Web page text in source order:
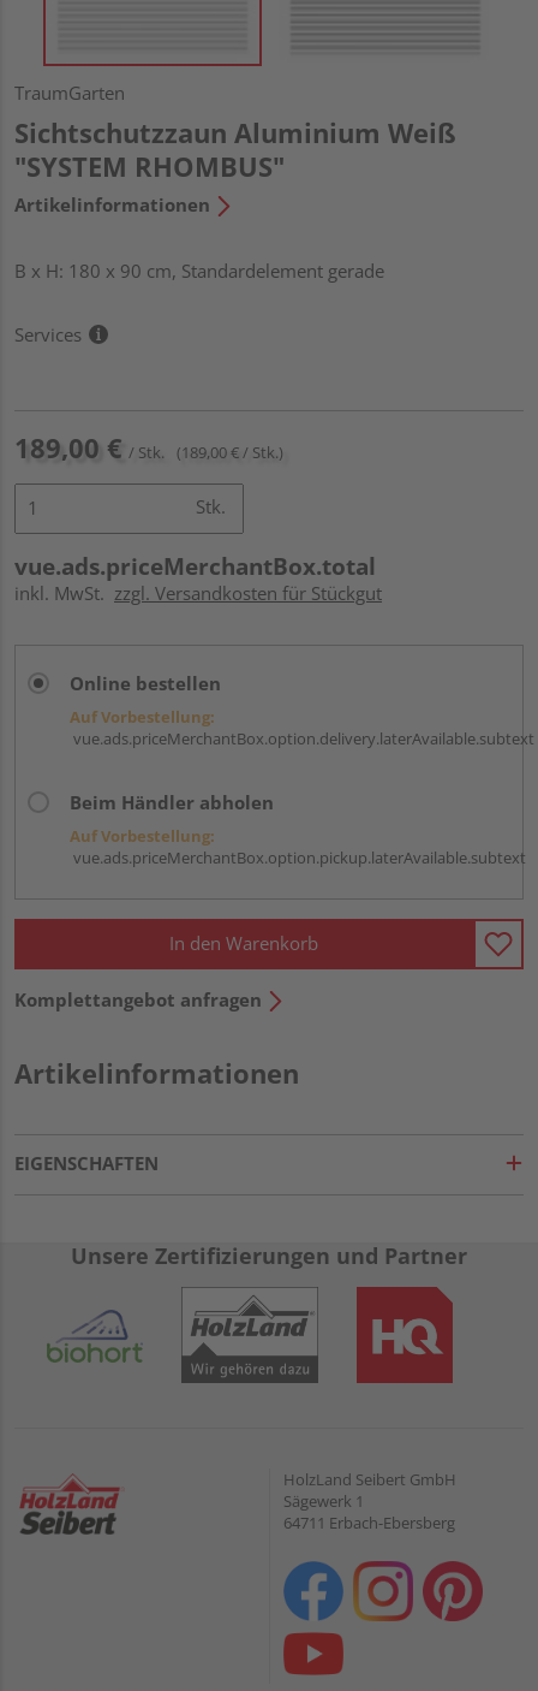
TraumGarten
Sichtschutzzaun Aluminium Weiß
"SYSTEM RHOMBUS"
Artikelinformationen
B x H: 180 x 90 cm, Standardelement gerade
Services
189,00 € / Stk. (189,00 € / Stk.)
Stk.
vue.ads.priceMerchantBox.total
inkl. MwSt. zzgl. Versandkosten für Stückgut
Online bestellen
Auf Vorbestellung:
vue.ads.priceMerchantBox.option.delivery.laterAvailable.subtext
Beim Händler abholen
Auf Vorbestellung:
vue.ads.priceMerchantBox.option.pickup.laterAvailable.subtext
In den Warenkorb
Komplettangebot anfragen
Artikelinformationen
EIGENSCHAFTEN
Unsere Zertifizierungen und Partner
HolzLand Seibert GmbH
Sägewerk 1
64711 Erbach-Ebersberg